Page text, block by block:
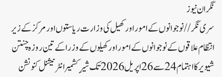
نگران نیوز
سری نگر // نوجوانوں کے امور اور کھیل کی وزارت ریاستوں اور مرکز کے زیر
انتظام علاقوں کے نوجوانوں کے امور اور کھیلوں کے وزرا کے تین روزہ چنتن
شیویر کا اہتمام 24 سے 26 اپریل 2026 تک شیرِ کشمیر انٹرنیشنل کنونشن